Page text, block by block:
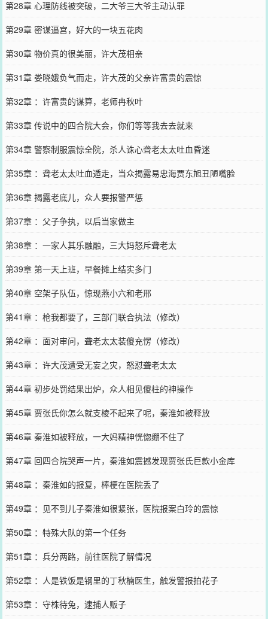
第28章 心理防线被突破，二大爷三大爷主动认罪
第29章 密谋逼宫，好大的一块五花肉
第30章 物价真的很美丽，许大茂相亲
第31章 娄晓娥负气而走，许大茂的父亲许富贵的震惊
第32章 ：许富贵的谋算，老师冉秋叶
第33章 传说中的四合院大会，你们等等我去去就来
第34章 警察制服震惊全院，杀人诛心聋老太太吐血昏迷
第35章 ：聋老太太吐血遁走，当众揭露易忠海贾东旭丑陋嘴脸
第36章 揭露老底儿，众人要报警严惩
第37章 ：父子争执，以后当家做主
第38章 ：一家人其乐融融，三大妈怒斥聋老太
第39章 第一天上班，早餐摊上结实多门
第40章 空架子队伍，惊现燕小六和老邢
第41章 ：枪我都要了，三部门联合执法（修改）
第42章 ：面对审问，聋老太太装傻充愣（修改）
第43章 ：许大茂遭受无妄之灾，怒怼聋老太太
第44章 初步处罚结果出炉，众人相见傻柱的神操作
第45章 贾张氏你怎么就支棱不起来了呢，秦淮如被释放
第46章 秦淮如被释放，一大妈精神恍惚绷不住了
第47章 回四合院哭声一片，秦淮如震撼发现贾张氏巨款小金库
第48章 ：秦淮如的报复，棒梗在医院丢了
第49章 ：见不到儿子秦淮如很紧张，医院报案白玲的震惊
第50章 ：特殊大队的第一个任务
第51章 ：兵分两路，前往医院了解情况
第52章 ：人是铁饭是钢里的丁秋楠医生，触发警报拍花子
第53章 ：守株待兔，逮捕人贩子